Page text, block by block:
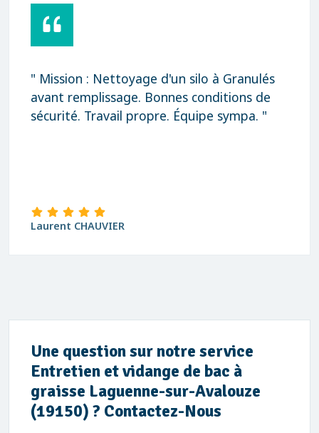
: Nettoyage d'un silo à Granulés
Bonnes conditions de
Travail propre. Équipe sympa. "
Une question sur notre service
Entretien et vidange de bac à
graisse Laguenne-sur-Avalouze
(19150) ? Contactez-Nous